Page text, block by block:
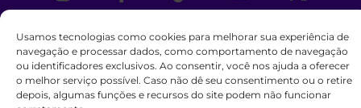
Usamos tecnologias como cookies para melhorar sua experiência de
navegação e processar dados, como comportamento de navegação
ou identificadores exclusivos. Ao consentir, você nos ajuda a oferecer
o melhor serviço possível. Caso não dê seu consentimento ou o retire
depois, algumas funções e recursos do site podem não funcionar